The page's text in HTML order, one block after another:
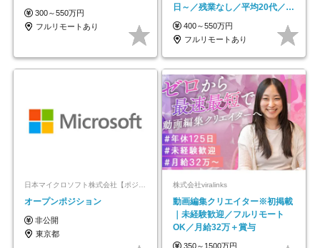
300～550万円
フルリモートあり
日～／残業なし／平均20代／リ
モートOK
400～550万円
フルリモートあり
日本マイクロソフト株式会社【ポジションマッチ登録】
オープンポジション
非公開
東京都
株式会社viralinks
動画編集クリエイター※初掲載
｜未経験歓迎／フルリモート
OK／月給32万＋賞与
350～1500万円